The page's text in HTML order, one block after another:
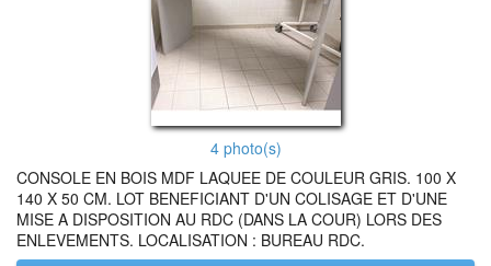
4 photo(s)
CONSOLE EN BOIS MDF LAQUEE DE COULEUR GRIS. 100 X
140 X 50 CM. LOT BENEFICIANT D'UN COLISAGE ET D'UNE
MISE A DISPOSITION AU RDC (DANS LA COUR) LORS DES
ENLEVEMENTS. LOCALISATION : BUREAU RDC.